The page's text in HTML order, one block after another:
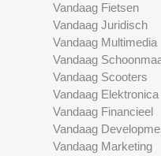
Vandaag Fietsen
Vandaag Juridisch
Vandaag Multimedia
Vandaag
Vandaag Scooters
Vandaag Elektronica
Vandaag Financieel
Vandaag
Vandaag Marketing